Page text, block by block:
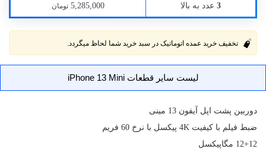
3 عدد به بالا 5,285,000 تومان
تخفیف خرید عمده اتوماتیک در سبد خرید شما لحاظ میگردد.
لیست سایر قطعات iPhone 13 Mini
دوربین پشت اپل آیفون 13 مینی
ضبط فیلم با کیفیت 4K پیکسل با نرخ 60 فریم
12+12 مگاپیکسل